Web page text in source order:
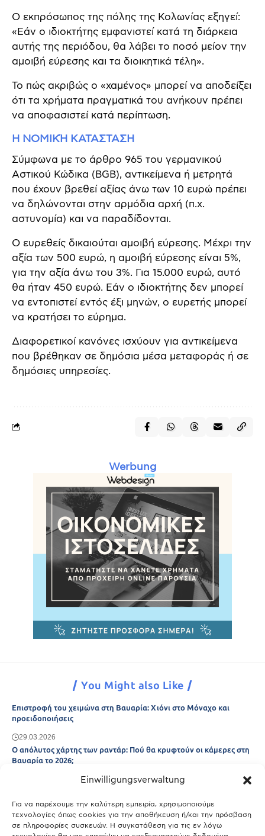
Einwilligungsverwaltung
Για να παρέχουμε την καλύτερη εμπειρία, χρησιμοποιούμε
τεχνολογίες όπως cookies για την αποθήκευση ή/και την πρόσβαση
σε πληροφορίες συσκευών. Η συγκατάθεση για τις εν λόγω
Ο εκπρόσωπος της πόλης της Κολωνίας εξηγεί:
«Εάν ο ιδιοκτήτης εμφανιστεί κατά τη διάρκεια
αυτής της περιόδου, θα λάβει το ποσό μείον την
αμοιβή εύρεσης και τα διοικητικά τέλη».
Το πώς ακριβώς ο «χαμένος» μπορεί να αποδείξει
ότι τα χρήματα πραγματικά του ανήκουν πρέπει
να αποφασιστεί κατά περίπτωση.
Η ΝΟΜΙΚΉ ΚΑΤΑΣΤΑΣΗ
Σύμφωνα με το άρθρο 965 του γερμανικού
Αστικού Κώδικα (BGB), αντικείμενα ή μετρητά
που έχουν βρεθεί αξίας άνω των 10 ευρώ πρέπει
να δηλώνονται στην αρμόδια αρχή (π.χ.
αστυνομία) και να παραδίδονται.
Ο ευρεθείς δικαιούται αμοιβή εύρεσης. Μέχρι την
αξία των 500 ευρώ, η αμοιβή εύρεσης είναι 5%,
για την αξία άνω του 3%. Για 15.000 ευρώ, αυτό
θα ήταν 450 ευρώ. Εάν ο ιδιοκτήτης δεν μπορεί
να εντοπιστεί εντός έξι μηνών, ο ευρετής μπορεί
να κρατήσει το εύρημα.
Διαφορετικοί κανόνες ισχύουν για αντικείμενα
που βρέθηκαν σε δημόσια μέσα μεταφοράς ή σε
δημόσιες υπηρεσίες.
Werbung
You Might also Like
Επιστροφή του χειμώνα στη Βαυαρία: Χιόνι στο Μόναχο και
προειδοποιήσεις
29.03.2026
Ο απόλυτος χάρτης των ραντάρ: Πού θα κρυφτούν οι κάμερες στη
Βαυαρία το 2026;
Μόναχο;
25.03.2026
Θύελλα χτυπά το Μόναχο: Κίνδυνος από τους ισχυρούς ανέμους